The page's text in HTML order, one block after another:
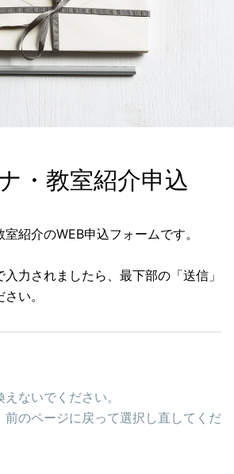
・教室紹介申込
紹介のWEB申込フォームです。
力されましたら、最下部の「送信」
い。
ないでください。
前のページに戻って選択し直してくだ